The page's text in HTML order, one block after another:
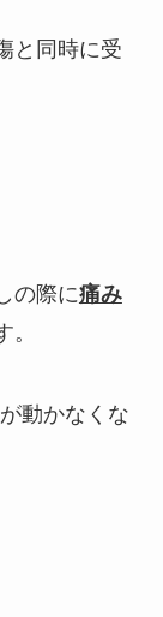
と同時に受
の際に痛み
動かなくな